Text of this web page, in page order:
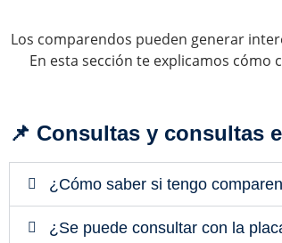
Los comparendos pueden generar
En esta sección te explicamos
📌 Consultas y consultas
¿Cómo saber si tengo
¿Se puede consultar con la